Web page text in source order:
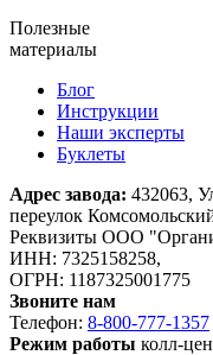
Полезные
материалы
Блог
Инструкции
Наши эксперты
Буклеты
Адрес завода: 432063,
переулок
Реквизиты ООО
ИНН: 7325158258,
ОГРН: 1187325001775
Звоните нам
Телефон: 8-800-777-1357
Режим работы колл-